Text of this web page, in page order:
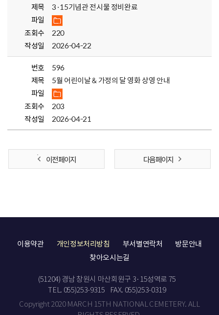
제목
3·15기념관 전시물 정비완료
파일
조회수
220
작성일
2026-04-22
번호
596
제목
5월 어린이날 & 가정의 달 영화 상영 안내
파일
조회수
203
작성일
2026-04-21
이전 페이지 다음 페이지
이용약관 개인정보처리방침 부서별연락처
방문안내
찾아오시는길
(51204) 경남 창원시 마산회원구 3·15성역로 75
TEL. 055)253-9315
FAX. 055)253-0319
Copyright 2020 MARCH 15TH NATIONAL CEMETERY. ALL